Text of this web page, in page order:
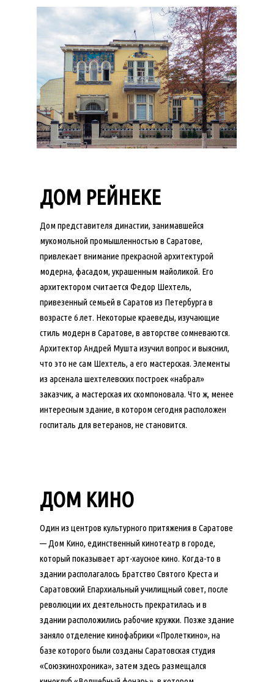
ДОМ РЕЙНЕКЕ
Дом представителя династии, занимавшейся
мукомольной промышленностью в Саратове,
привлекает внимание прекрасной архитектурой
модерна, фасадом, украшенным майоликой. Его
архитектором считается Федор Шехтель,
привезенный семьей в Саратов из Петербурга в
возрасте 6 лет. Некоторые краеведы, изучающие
стиль модерн в Саратове, в авторстве сомневаются.
Архитектор Андрей Мушта изучил вопрос и выяснил,
что это не сам Шехтель, а его мастерская. Элементы
из арсенала шехтелевских построек «набрал»
заказчик, а мастерская их скомпоновала. Что ж, менее
интересным здание, в котором сегодня расположен
госпиталь для ветеранов, не становится.
ДОМ КИНО
Один из центров культурного притяжения в Саратове
— Дом Кино, единственный кинотеатр в городе,
который показывает арт-хаусное кино. Когда-то в
здании располагалось Братство Святого Креста и
Саратовский Епархиальный училищный совет, после
революции их деятельность прекратилась и в
здании расположились рабочие кружки. Позже здание
заняло отделение кинофабрики «Пролеткино», на
базе которого были созданы Саратовская студия
«Союзкинохроника», затем здесь размещался